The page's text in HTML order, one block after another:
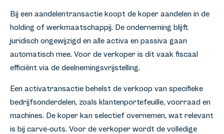
Bij een aandelentransactie koopt de koper aandelen in de
holding of werkmaatschappij. De onderneming blijft
juridisch ongewijzigd en alle activa en passiva gaan
automatisch mee. Voor de verkoper is dit vaak fiscaal
efficiënt via de deelnemingsvrijstelling.
Een activatransactie behelst de verkoop van specifieke
bedrijfsonderdelen, zoals klantenportefeuille, voorraad en
machines. De koper kan selectief overnemen, wat relevant
is bij carve-outs. Voor de verkoper wordt de volledige